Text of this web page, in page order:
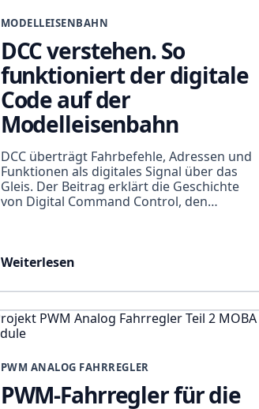
MODELLEISENBAHN
DCC verstehen. So
funktioniert der digitale
Code auf der
Modelleisenbahn
DCC überträgt Fahrbefehle, Adressen und
Funktionen als digitales Signal über das
Gleis. Der Beitrag erklärt die Geschichte
von Digital Command Control, den…
Weiterlesen
PWM ANALOG FAHRREGLER
PWM-Fahrregler für die